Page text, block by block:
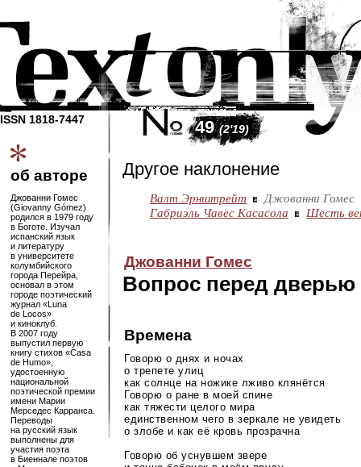
ISSN 1818-7447
об авторе
Джованни Гомес
(Giovanny Gómez)
родился в 1979 году
в Боготе. Изучал
испанский язык
и литературу
в университете
колумбийского
города Перейра,
основал в этом
городе поэтический
журнал «Luna
de Locos»
и киноклуб.
В 2007 году
выпустил первую
книгу стихов «Casa
de Humo»,
удостоенную
национальной
поэтической премии
имени Марии
Мерседес Карранса.
Переводы
на русский язык
выполнены для
участия поэта
в Биеннале поэтов
49(2'19)
Другое наклонение
Валт Эрнштрейт
Джованни Гомес
Габриэль Чавес Касасола
Шесть
Джованни Гомес
Вопрос перед дверью
Времена
Говорю о днях и ночах
о трепете улиц
как солнце на ножике лживо клянётся
Говорю о ране в моей спине
как тяжести целого мира
единственном чего в зеркале не увидеть
о злобе и как её кровь прозрачна
Говорю об уснувшем звере